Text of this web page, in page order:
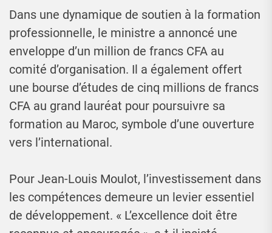
Dans une dynamique de soutien à la formation
professionnelle, le ministre a annoncé une
enveloppe d’un million de francs CFA au
comité d’organisation. Il a également offert
une bourse d’études de cinq millions de francs
CFA au grand lauréat pour poursuivre sa
formation au Maroc, symbole d’une ouverture
vers l’international.
Pour Jean-Louis Moulot, l’investissement dans
les compétences demeure un levier essentiel
de développement. « L’excellence doit être